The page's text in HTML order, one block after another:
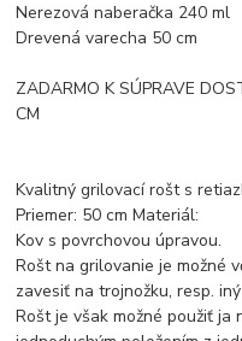
Nerezová naberačka 240 ml
Drevená varecha 50 cm
ZADARMO K SÚPRAVE
CM
Kvalitný grilovací rošt s
Priemer: 50 cm Materiál:
Kov s povrchovou úpravou.
Rošt na grilovanie je možné
zavesiť na trojnožku, resp.
Rošt je však možné použiť